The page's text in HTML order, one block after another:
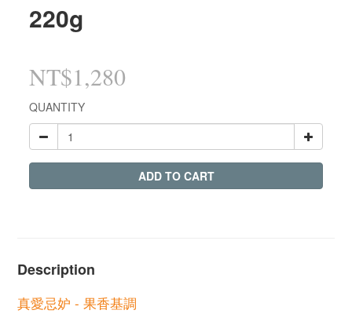
220g
NT$1,280
QUANTITY
ADD TO CART
Description
真愛忌妒 - 果香基調